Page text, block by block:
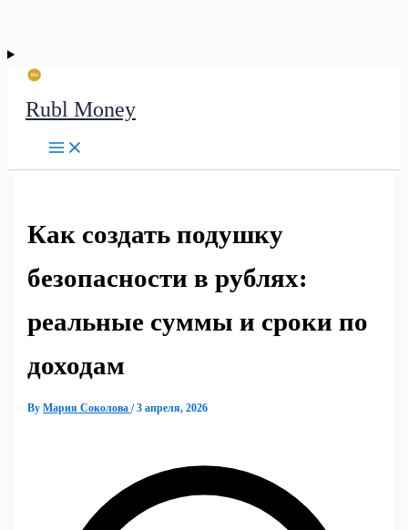
Rubl Money
Как создать подушку
безопасности в рублях:
реальные суммы и сроки по
доходам
ByМария Соколова/3 апреля, 2026